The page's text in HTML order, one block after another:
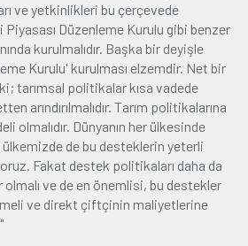
ve yetkinlikleri bu çerçevede
Düzenleme Kurulu gibi benzer
kurulmalıdır. Başka bir deyişle
Kurulu' kurulması elzemdir. Net bir
tarımsal politikalar kısa vadede
arındırılmalıdır. Tarım politikalarına
olmalıdır. Dünyanın her ülkesinde
de bu desteklerin yeterli
Fakat destek politikaları daha da
olmalı ve de en önemlisi, bu destekler
ve direkt çiftçinin maliyetlerine